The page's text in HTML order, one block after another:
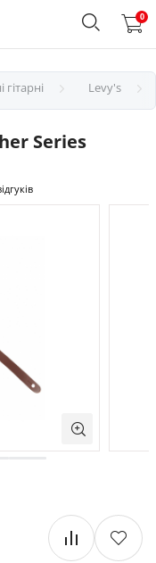
0
гітарні Levy's
Series